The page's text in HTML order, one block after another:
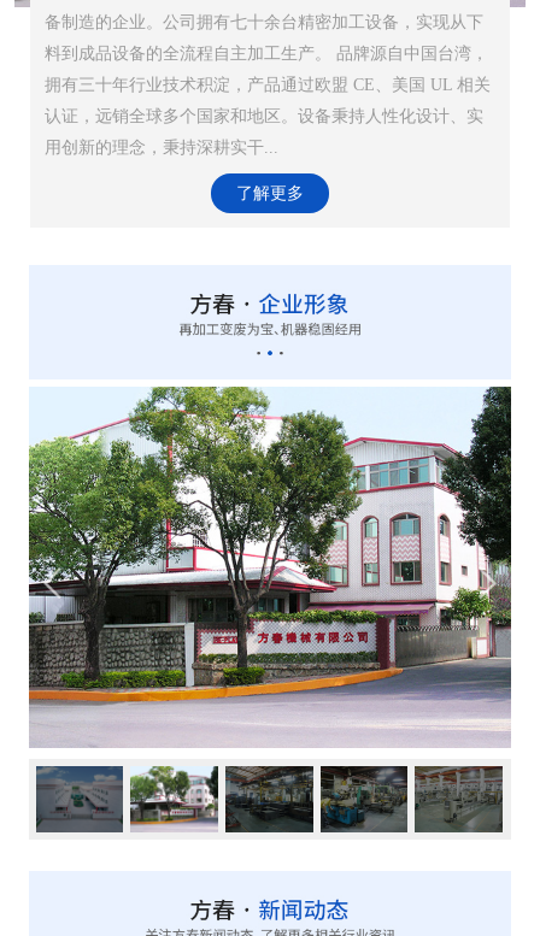
备制造的企业。公司拥有七十余台精密加工设备，实现从下
料到成品设备的全流程自主加工生产。 品牌源自中国台湾，
拥有三十年行业技术积淀，产品通过欧盟 CE、美国 UL 相关
认证，远销全球多个国家和地区。设备秉持人性化设计、实
用创新的理念，秉持深耕实干...
了解更多